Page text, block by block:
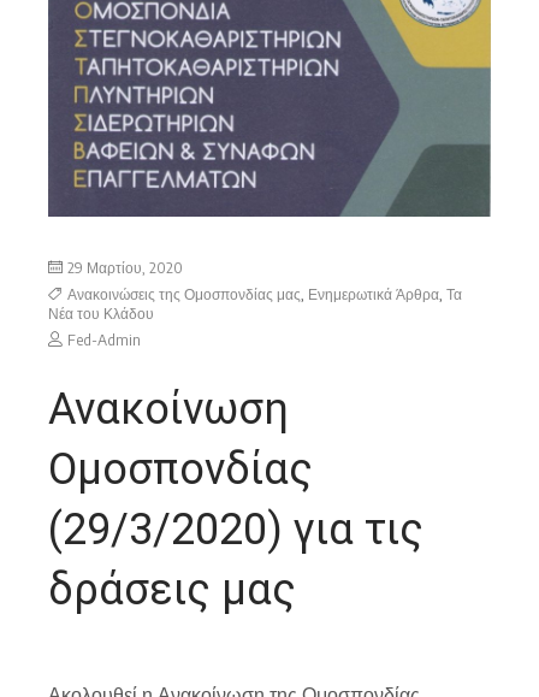
29 Μαρτίου, 2020
Ανακοινώσεις της Ομοσπονδίας μας, Ενημερωτικά Άρθρα, Τα
Νέα του Κλάδου
Fed-Admin
Ανακοίνωση
Ομοσπονδίας
(29/3/2020) για τις
δράσεις μας